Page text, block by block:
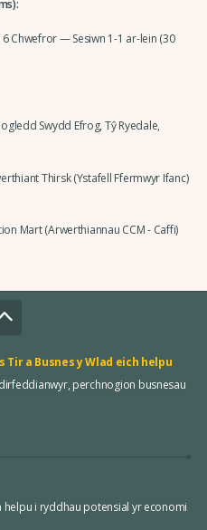
Chwefror — Sesiwn 1-1 ar-lein (30
Swydd Efrog, Tŷ Ryedale,
Thirsk (Ystafell Ffermwyr Ifanc)
Mart (Arwerthiannau CCM - Caffi)
a Busnes y Wlad eich helpu
perchnogion busnesau
helpu i ryddhau potensial yr economi